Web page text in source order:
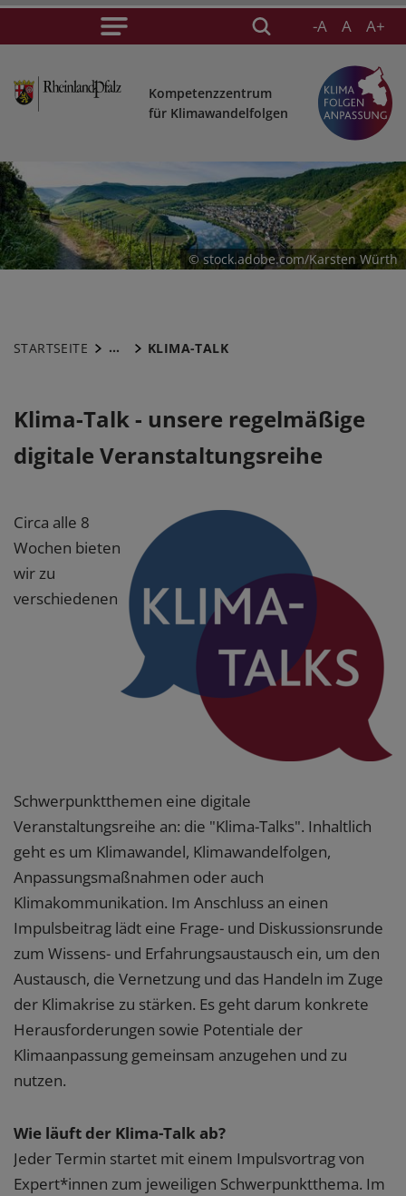
-A A A+
Kompetenzzentrum
für Klimawandelfolgen
© stock.adobe.com/Karsten Würth
STARTSEITE ... KLIMA-TALK
Klima-Talk - unsere regelmäßige
digitale Veranstaltungsreihe
Circa alle 8
Wochen bieten
wir zu
verschiedenen
Schwerpunktthemen eine digitale
Veranstaltungsreihe an: die "Klima-Talks". Inhaltlich
geht es um Klimawandel, Klimawandelfolgen,
Anpassungsmaßnahmen oder auch
Klimakommunikation. Im Anschluss an einen
Impulsbeitrag lädt eine Frage- und Diskussionsrunde
zum Wissens- und Erfahrungsaustausch ein, um den
Austausch, die Vernetzung und das Handeln im Zuge
der Klimakrise zu stärken. Es geht darum konkrete
Herausforderungen sowie Potentiale der
Klimaanpassung gemeinsam anzugehen und zu
nutzen.
Wie läuft der Klima-Talk ab?
Jeder Termin startet mit einem Impulsvortrag von
Expert*innen zum jeweiligen Schwerpunktthema. Im